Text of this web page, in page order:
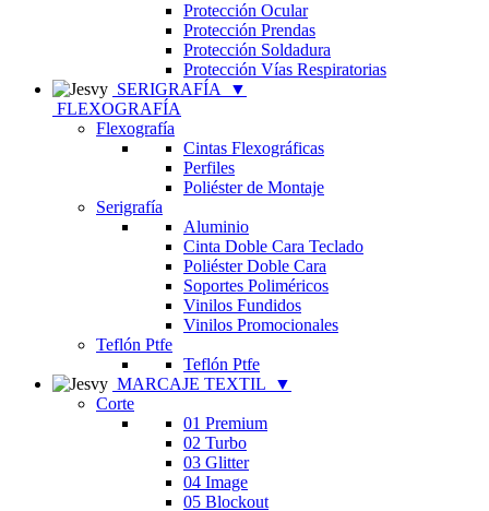
Protección Ocular
Protección Prendas
Protección Soldadura
Protección Vías Respiratorias
SERIGRAFÍA
▼
FLEXOGRAFÍA
Flexografía
Cintas Flexográficas
Perfiles
Poliéster de Montaje
Serigrafía
Aluminio
Cinta Doble Cara Teclado
Poliéster Doble Cara
Soportes Poliméricos
Vinilos Fundidos
Vinilos Promocionales
Teflón Ptfe
Teflón Ptfe
MARCAJE TEXTIL
▼
Corte
01 Premium
02 Turbo
03 Glitter
04 Image
05 Blockout